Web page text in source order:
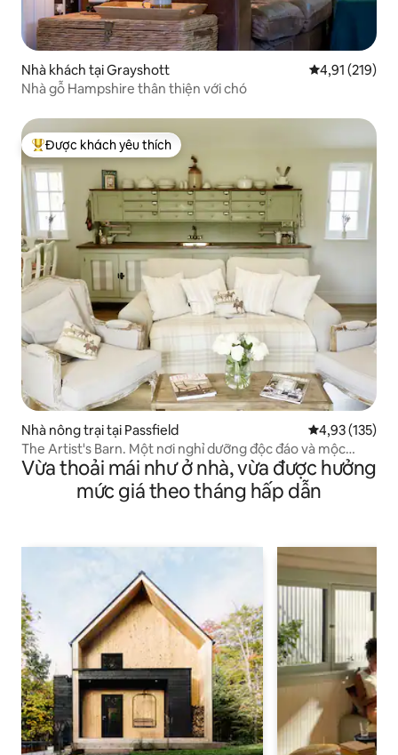
Nhà khách tại Grayshott Xếp hạng
4,91 (219)
Nhà gỗ Hampshire thân thiện với chó
Được khách yêu thích nhất
Được khách yêu thích
Nhà nông trại tại Passfield Xếp hạng
4,93 (135)
The Artist's Barn. Một nơi nghỉ dưỡng độc đáo và mộc
mạc.
Vừa thoải mái như ở nhà, vừa được hưởng
mức giá theo tháng hấp dẫn